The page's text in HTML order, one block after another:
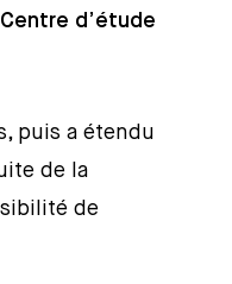
Centre d’étude
puis a étendu
de la
de